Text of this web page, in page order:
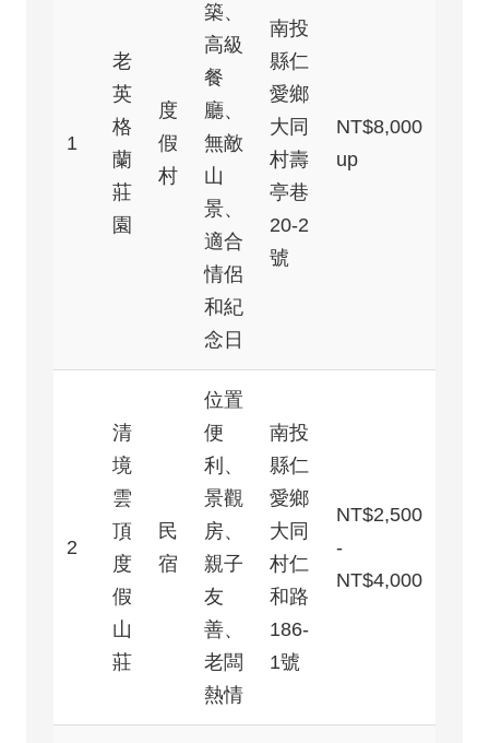
1
老
英
格
蘭
莊
園
度
假
村
築、
高級
餐
廳、
無敵
山
景、
適合
情侶
和紀
念日
南投
縣仁
愛鄉
大同
村壽
亭巷
20-2
號
NT$8,000
up
2
清
境
雲
頂
度
假
山
莊
民
宿
位置
便
利、
景觀
房、
親子
友
善、
老闆
熱情
南投
縣仁
愛鄉
大同
村仁
和路
186-
1號
NT$2,500
-
NT$4,000